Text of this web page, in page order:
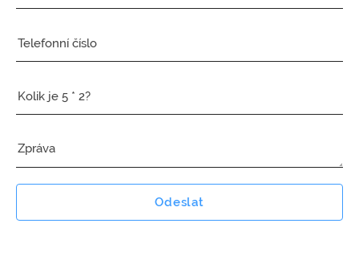
Odeslat